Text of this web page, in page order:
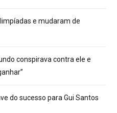
e mudaram de
conspirava contra ele e
do sucesso para Gui Santos